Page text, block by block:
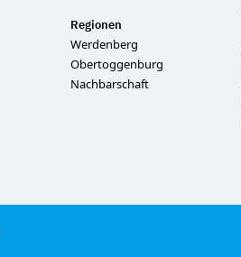
Regionen
Werdenberg
Obertoggenburg
Nachbarschaft